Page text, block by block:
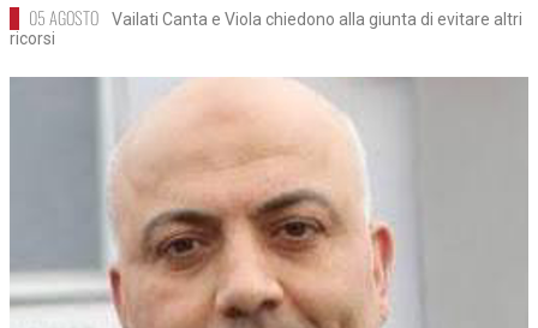
05 AGOSTO
Vailati Canta e Viola chiedono alla giunta di evitare altri
ricorsi